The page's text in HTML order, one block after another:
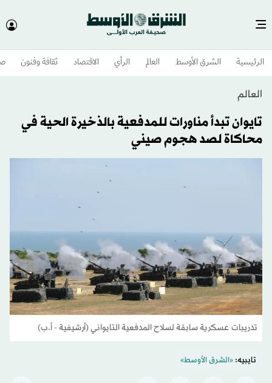
الرئيسية الشرق الأوسط​ العالم الرأي الاقتصاد ثقافة وفنون
العالم
تايوان تبدأ مناورات للمدفعية بالذخيرة الحية في
محاكاة لصد هجوم صيني
تدريبات عسكرية سابقة لسلاح المدفعية التايواني (أرشيفية - أ.ب)
تايبيه:«الشرق الأوسط»